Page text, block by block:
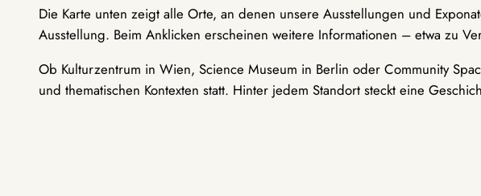
Die Karte unten zeigt alle Orte, an denen unsere Ausstellungen und
Ausstellung. Beim Anklicken erscheinen weitere Informationen – etwa zu
Ob Kulturzentrum in Wien, Science Museum in Berlin oder Community
und thematischen Kontexten statt. Hinter jedem Standort steckt eine